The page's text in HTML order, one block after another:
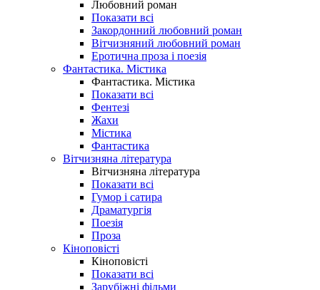
Любовний роман
Показати всі
Закордонний любовний роман
Вітчизняний любовний роман
Еротична проза і поезія
Фантастика. Містика
Фантастика. Містика
Показати всі
Фентезі
Жахи
Містика
Фантастика
Вітчизняна література
Вітчизняна література
Показати всі
Гумор і сатира
Драматургія
Поезія
Проза
Кіноповісті
Кіноповісті
Показати всі
Зарубіжні фільми